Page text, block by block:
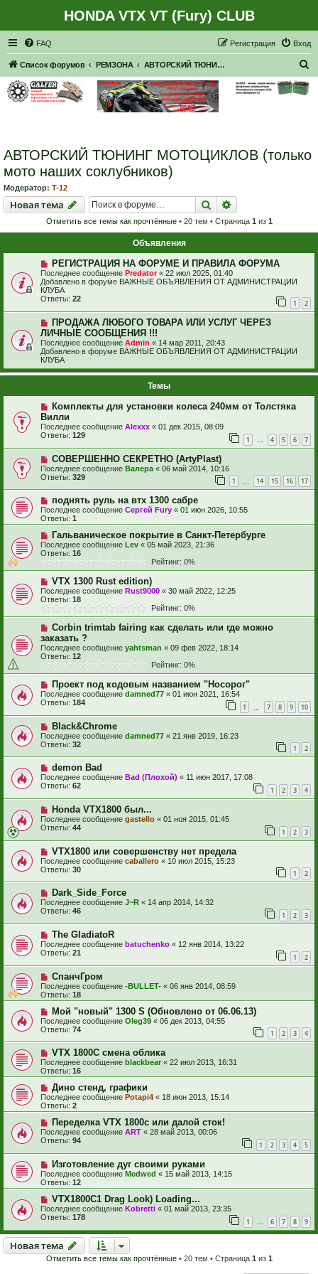
HONDA VTX VT (Fury) CLUB
FAQ Вход
Регистрация
Список форумов РЕМЗОНА АВТОРСКИЙ ТЮНИНГ МОТОЦИКЛОВ (только мото наших соклубников)
АВТОРСКИЙ ТЮНИНГ МОТОЦИКЛОВ (только
мото наших соклубников)
Модератор: T-12
Новая тема
Новаятема Поиск
Отметить все темы как прочтённые• 20 тем • Страница 1 из 1
Объявления
РЕГИСТРАЦИЯ НА ФОРУМЕ И ПРАВИЛА ФОРУМА
Последнее сообщение Predator« 22 июл 2025, 01:40
Добавлено в форуме ВАЖНЫЕ ОБЪЯВЛЕНИЯ ОТ АДМИНИСТРАЦИИ
КЛУБА
Ответы: 22 1 2
ПРОДАЖА ЛЮБОГО ТОВАРА ИЛИ УСЛУГ ЧЕРЕЗ
ЛИЧНЫЕ СООБЩЕНИЯ !!!
Последнее сообщение Admin « 14 мар 2011, 20:43
Добавлено в форуме ВАЖНЫЕ ОБЪЯВЛЕНИЯ ОТ АДМИНИСТРАЦИИ
КЛУБА
Темы
Комплекты для установки колеса 240мм от Толстяка
Вилли
Последнее сообщение Alexxx « 01 дек 2015, 08:09
Ответы: 129 1 … 4 5 6 7
СОВЕРШЕННО СЕКРЕТНО (ArtyPlast)
Последнее сообщение Валера « 06 май 2014, 10:16
Ответы: 329 1 14 15 16 17
поднять руль на втх 1300 сабре
Последнее сообщение Сергей Fury « 01 июн 2026, 10:55
Ответы: 1
Гальваническое покрытие в Санкт-Петербурге
Последнее сообщение Lev « 05 май 2023, 21:36
Ответы: 16
Рейтинг: 0%
VTX 1300 Rust edition)
Последнее сообщение Rust9000 « 30 май 2022, 12:25
Ответы: 18
Рейтинг: 0%
Corbin trimtab fairing как сделать или где можно
заказать ?
Последнее сообщение yahtsman « 09 фев 2022, 18:14
Ответы: 12
Рейтинг: 0%
Проект под кодовым названием "Носорог"
Последнее сообщение damned77 « 01 июн 2021, 16:54
Ответы: 184 1 … 7 8 9 10
Black&Chrome
Последнее сообщение damned77 « 21 янв 2019, 16:23
Ответы: 32 1 2
demon Bad
Последнее сообщение Bad (Плохой) « 11 июн 2017, 17:08
Ответы: 62 1 2 3 4
Honda VTX1800 был...
Последнее сообщение gastello « 01 ноя 2015, 01:45
Ответы: 44 1 2 3
VTX1800 или совершенству нет предела
Последнее сообщение caballero « 10 июл 2015, 15:23
Ответы: 30 1 2
Dark_Side_Force
Последнее сообщение J~R « 14 апр 2014, 14:32
Ответы: 46 1 2 3
The GladiatoR
Последнее сообщение batuchenko « 12 янв 2014, 13:22
Ответы: 21 1 2
СпанчГром
Последнее сообщение -BULLET- « 06 янв 2014, 08:59
Ответы: 18
Мой "новый" 1300 S (Обновлено от 06.06.13)
Последнее сообщение Oleg39 « 06 дек 2013, 04:55
Ответы: 74 1 2 3 4
VTX 1800C смена облика
Последнее сообщение blackbear « 22 июл 2013, 16:31
Ответы: 16
Дино стенд, графики
Последнее сообщение Potapi4 « 18 июн 2013, 15:14
Ответы: 2
Переделка VTX 1800c или далой сток!
Последнее сообщение ART « 28 май 2013, 00:06
Ответы: 94 1 2 3 4 5
Изготовление дуг своими руками
Последнее сообщение Medwed « 15 май 2013, 14:15
Ответы: 12
VTX1800C1 Drag Look) Loading...
Последнее сообщение Kobretti « 01 май 2013, 23:35
Ответы: 178 1 … 6 7 8 9
Новая тема
Новаятема
Отметить все темы как прочтённые• 20 тем • Страница 1 из 1